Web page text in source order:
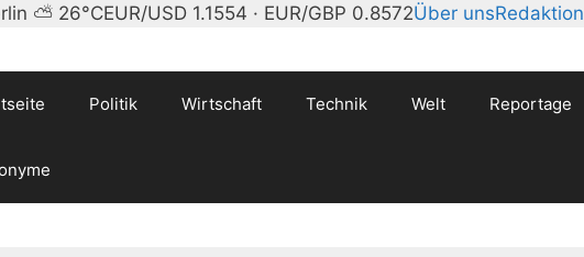
⛅ 26°CEUR/USD 1.1554 · EUR/GBP 0.8572Über unsRedaktion
Politik Wirtschaft Technik Welt Reportage